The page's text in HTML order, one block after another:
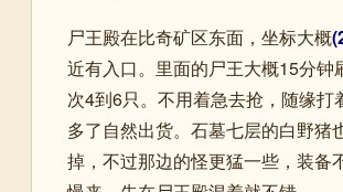
尸王殿在比奇矿区东面，坐标大概
近有入口。里面的尸王大概15分钟
次4到6只。不用着急去抢，随缘打
多了自然出货。石墓七层的白野猪
掉，不过那边的怪更猛一些，装备